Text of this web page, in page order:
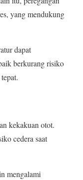
yang mendukung
dapat
berkurang risiko
kekakuan otot.
cedera saat
mengalami